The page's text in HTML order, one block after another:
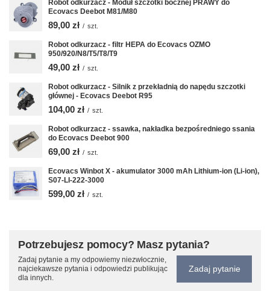
Robot odkurzacz - Moduł szczotki bocznej PRAWY do
Ecovacs Deebot M81/M80
89,00 zł / szt.
Robot odkurzacz - filtr HEPA do Ecovacs OZMO
950/920/N8/T5/T8/T9
49,00 zł / szt.
Robot odkurzacz - Silnik z przekładnią do napędu szczotki
głównej - Ecovacs Deebot R95
104,00 zł / szt.
Robot odkurzacz - ssawka, nakładka bezpośredniego ssania
do Ecovacs Deebot 900
69,00 zł / szt.
Ecovacs Winbot X - akumulator 3000 mAh Lithium-ion (Li-ion),
S07-LI-222-3000
599,00 zł / szt.
Potrzebujesz pomocy? Masz pytania?
Zadaj pytanie a my odpowiemy niezwłocznie,
najciekawsze pytania i odpowiedzi publikując
dla innych.
Zadaj pytanie